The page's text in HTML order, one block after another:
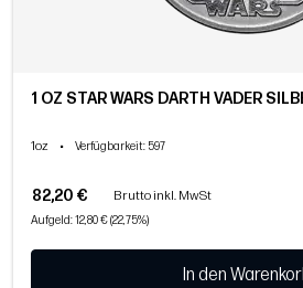
1 OZ STAR WARS DARTH VADER
1oz • Verfügbarkeit: 597
82,20 € Brutto inkl. MwSt
Aufgeld: 12,80 € (22,75%)
In den